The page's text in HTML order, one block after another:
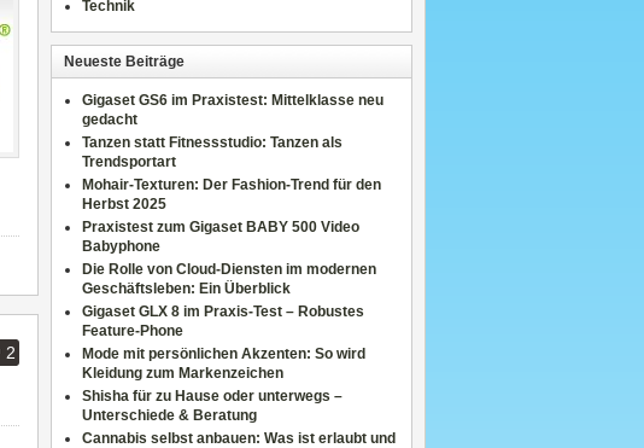
2
Technik
Neueste Beiträge
Gigaset GS6 im Praxistest: Mittelklasse neu
gedacht
Tanzen statt Fitnessstudio: Tanzen als
Trendsportart
Mohair-Texturen: Der Fashion-Trend für den
Herbst 2025
Praxistest zum Gigaset BABY 500 Video
Babyphone
Die Rolle von Cloud-Diensten im modernen
Geschäftsleben: Ein Überblick
Gigaset GLX 8 im Praxis-Test – Robustes
Feature-Phone
Mode mit persönlichen Akzenten: So wird
Kleidung zum Markenzeichen
Shisha für zu Hause oder unterwegs –
Unterschiede & Beratung
Cannabis selbst anbauen: Was ist erlaubt und